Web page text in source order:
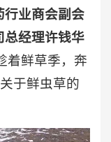
行业商会副会
总经理许钱华
着鲜草季，奔
于鲜虫草的